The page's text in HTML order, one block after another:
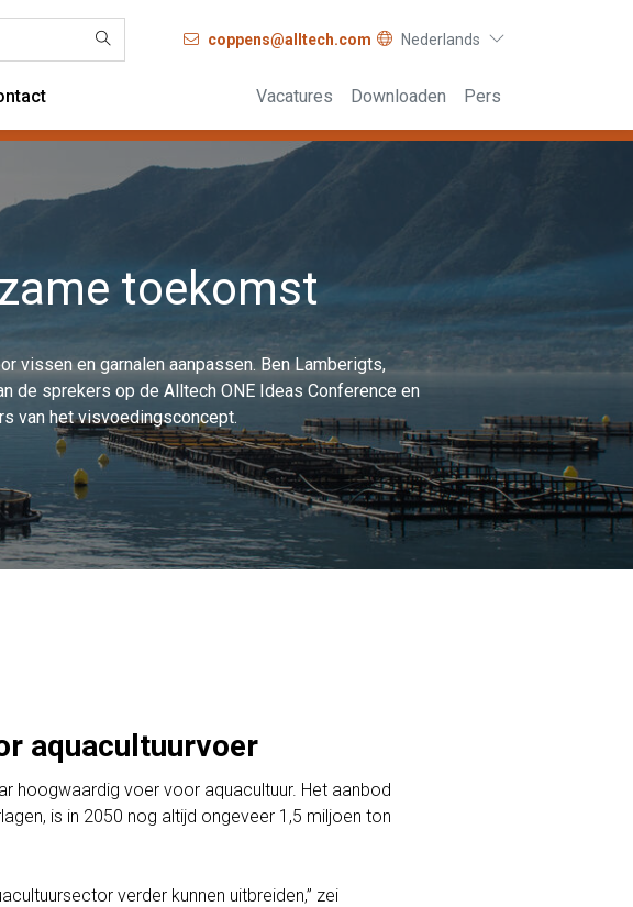
coppens@alltech.com Nederlands
Vacatures Downloaden Pers
toekomst
vissen en garnalen aanpassen. Ben Lamberigts,
de sprekers op de Alltech ONE Ideas Conference en
van het visvoedingsconcept.
aquacultuurvoer
hoogwaardig voer voor aquacultuur. Het aanbod
is in 2050 nog altijd ongeveer 1,5 miljoen ton
verder kunnen uitbreiden,” zei